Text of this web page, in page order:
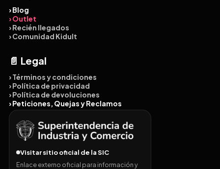
› Blog
› Outlet
› Recién llegados
› Comunidad Kidult
📄 Legal
› Términos y condiciones
› Política de privacidad
› Política de devoluciones
› Peticiones, Quejas y Reclamos
Visitar sitio oficial de la SIC
Enlace externo oficial para información y